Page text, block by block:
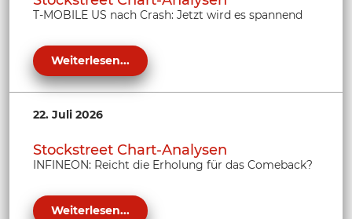
T-MOBILE US nach Crash: Jetzt wird es spannend
Weiterlesen...
22. Juli 2026
Stockstreet Chart-Analysen
INFINEON: Reicht die Erholung für das Comeback?
Weiterlesen...